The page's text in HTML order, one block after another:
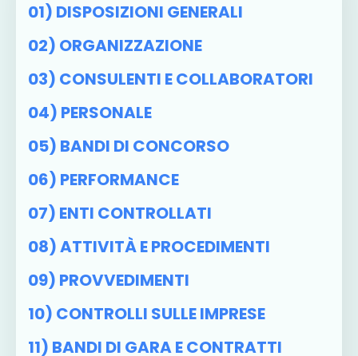
01) DISPOSIZIONI GENERALI
02) ORGANIZZAZIONE
03) CONSULENTI E COLLABORATORI
04) PERSONALE
05) BANDI DI CONCORSO
06) PERFORMANCE
07) ENTI CONTROLLATI
08) ATTIVITÀ E PROCEDIMENTI
09) PROVVEDIMENTI
10) CONTROLLI SULLE IMPRESE
11) BANDI DI GARA E CONTRATTI